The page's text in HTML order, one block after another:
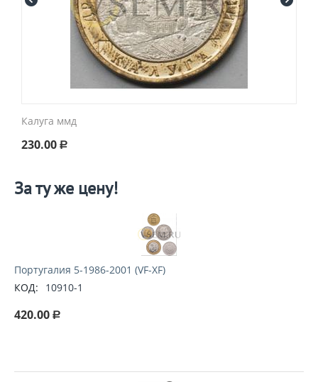
Калуга ммд
230.00 Р
За ту же цену!
Португалия 5-1986-2001 (VF-XF)
КОД:
10910-1
420.00 Р